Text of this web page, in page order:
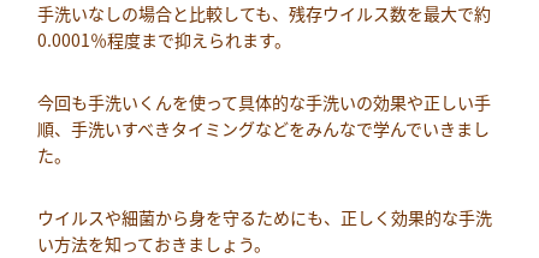
手洗いなしの場合と比較しても、残存ウイルス数を最大で約
0.0001％程度まで抑えられます。
今回も手洗いくんを使って具体的な手洗いの効果や正しい手
順、手洗いすべきタイミングなどをみんなで学んでいきまし
た。
ウイルスや細菌から身を守るためにも、正しく効果的な手洗
い方法を知っておきましょう。